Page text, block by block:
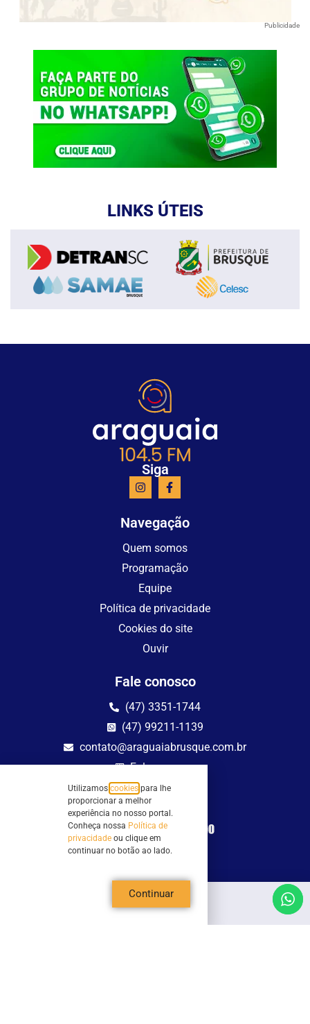
Publicidade
LINKS ÚTEIS
Siga
Navegação
Quem somos
Programação
Equipe
Política de privacidade
Cookies do site
Ouvir
Fale conosco
(47) 3351-1744
(47) 99211-1139
contato@araguaiabrusque.com.br
Fale conosco
Site seguro
Todos os direitos reservados - Sociedade Rádio Araguaia de Brusque Ltda -
Utilizamos cookies para lhe
proporcionar a melhor
experiência no nosso portal.
Conheça nossa Política de
privacidade ou clique em
continuar no botão ao lado.
Continuar